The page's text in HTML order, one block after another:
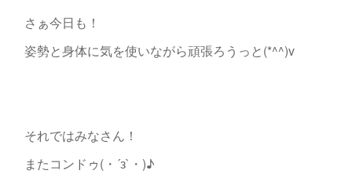
さぁ今日も！
姿勢と身体に気を使いながら頑張ろうっと(*^^)v
それではみなさん！
またコンドゥ(・´з`・)♪